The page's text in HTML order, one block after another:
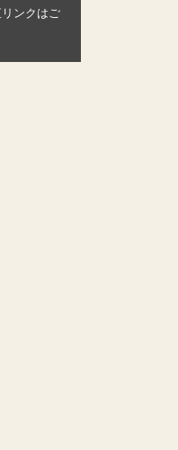
ンクはご